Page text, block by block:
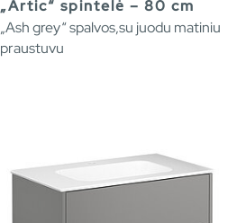
„Artic“ spintelė – 80 cm
„Ash grey“ spalvos,su juodu matiniu
praustuvu